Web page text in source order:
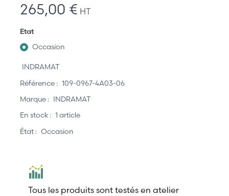
265,00 € HT
Etat
Occasion
INDRAMAT
Référence : 109-0967-4A03-06
Marque : INDRAMAT
En stock : 1 article
État : Occasion
Tous les produits sont testés en atelier